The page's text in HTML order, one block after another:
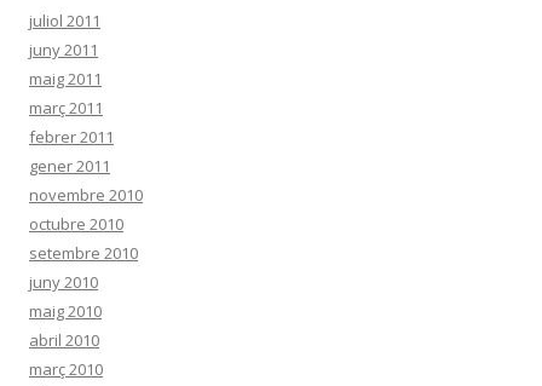
juliol 2011
juny 2011
maig 2011
març 2011
febrer 2011
gener 2011
novembre 2010
octubre 2010
setembre 2010
juny 2010
maig 2010
abril 2010
març 2010